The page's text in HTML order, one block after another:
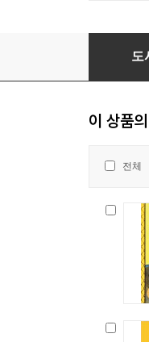
강물아,
도
이 상품
전체